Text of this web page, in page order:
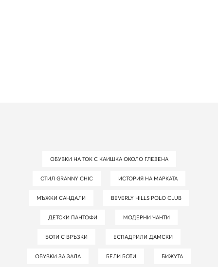
ОБУВКИ НА ТОК С КАИШКА ОКОЛО ГЛЕЗЕНА
СТИЛ GRANNY CHIC ИСТОРИЯ НА МАРКАТА
МЪЖКИ САНДАЛИ BEVERLY HILLS POLO CLUB
ДЕТСКИ ПАНТОФИ МОДЕРНИ ЧАНТИ
БОТИ С ВРЪЗКИ ЕСПАДРИЛИ ДАМСКИ
ОБУВКИ ЗА ЗАЛА БЕЛИ БОТИ БИЖУТА